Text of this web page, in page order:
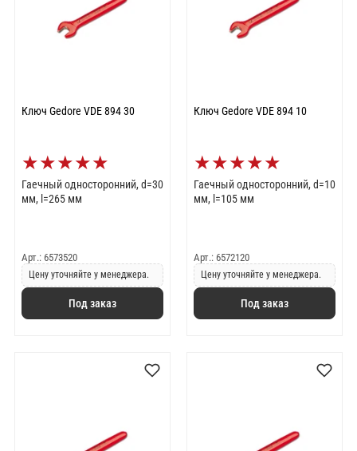
Ключ Gedore VDE 894 30
★★★★★
Гаечный односторонний, d=30
мм, l=265 мм
Арт.: 6573520
Цену уточняйте у менеджера.
Под заказ
Ключ Gedore VDE 894 10
★★★★★
Гаечный односторонний, d=10
мм, l=105 мм
Арт.: 6572120
Цену уточняйте у менеджера.
Под заказ